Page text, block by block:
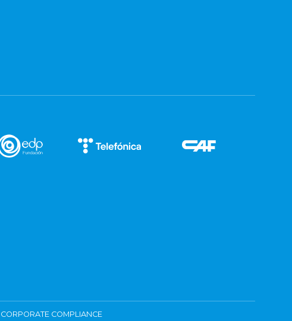
CORPORATE COMPLIANCE